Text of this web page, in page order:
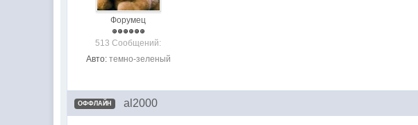
Форумец
513 Сообщений:
Авто: темно-зеленый
ОФФЛАЙН al2000